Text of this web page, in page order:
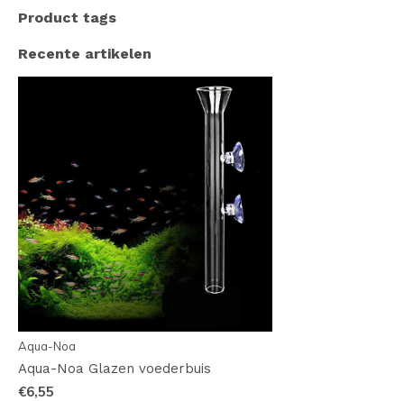
Product tags
Recente artikelen
Aqua-Noa
Aqua-Noa Glazen voederbuis
€6,55